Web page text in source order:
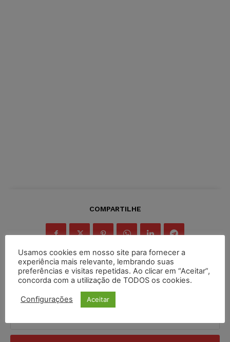
COMPARTILHE
Usamos cookies em nosso site para fornecer a
experiência mais relevante, lembrando suas
preferências e visitas repetidas. Ao clicar em “Aceitar”,
concorda com a utilização de TODOS os cookies.
Configurações Aceitar